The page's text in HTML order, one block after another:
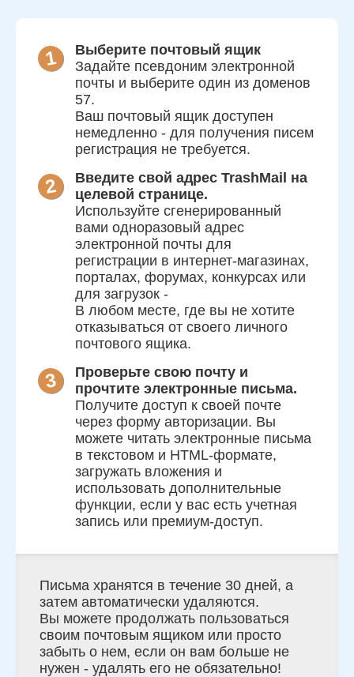
Выберите почтовый ящик
Задайте псевдоним электронной
почты и выберите один из доменов
57.
Ваш почтовый ящик доступен
немедленно - для получения писем
регистрация не требуется.
Введите свой адрес TrashMail на
целевой странице.
Используйте сгенерированный
вами одноразовый адрес
электронной почты для
регистрации в интернет-магазинах,
порталах, форумах, конкурсах или
для загрузок -
В любом месте, где вы не хотите
отказываться от своего личного
почтового ящика.
Проверьте свою почту и
прочтите электронные письма.
Получите доступ к своей почте
через форму авторизации. Вы
можете читать электронные письма
в текстовом и HTML-формате,
загружать вложения и
использовать дополнительные
функции, если у вас есть учетная
запись или премиум-доступ.
Письма хранятся в течение 30 дней, а
затем автоматически удаляются.
Вы можете продолжать пользоваться
своим почтовым ящиком или просто
забыть о нем, если он вам больше не
нужен - удалять его не обязательно!